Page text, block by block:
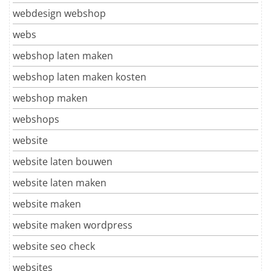
webdesign webshop
webs
webshop laten maken
webshop laten maken kosten
webshop maken
webshops
website
website laten bouwen
website laten maken
website maken
website maken wordpress
website seo check
websites